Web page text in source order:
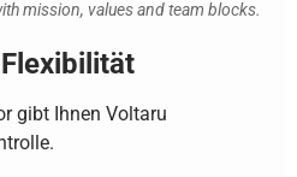
mission, values and team blocks.
gibt Ihnen Voltaru